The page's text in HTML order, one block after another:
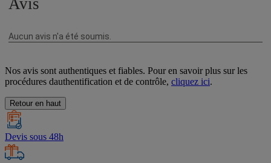
Nos avis sont authentiques et fiables. Pour en savoir plus sur les
procédures dauthentification et de contrôle, cliquez ici.
Retour en haut
Devis sous 48h